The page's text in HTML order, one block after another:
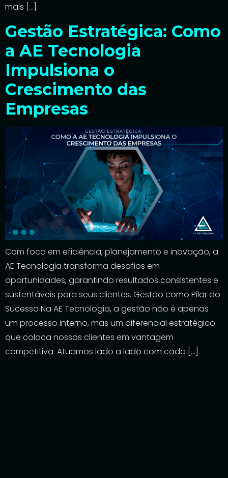
mais […]
Gestão Estratégica: Como
a AE Tecnologia
Impulsiona o
Crescimento das
Empresas
Com foco em eficiência, planejamento e inovação, a
AE Tecnologia transforma desafios em
oportunidades, garantindo resultados consistentes e
sustentáveis para seus clientes. Gestão como Pilar do
Sucesso Na AE Tecnologia, a gestão não é apenas
um processo interno, mas um diferencial estratégico
que coloca nossos clientes em vantagem
competitiva. Atuamos lado a lado com cada […]